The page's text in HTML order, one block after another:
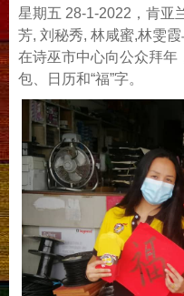
星期五 28-1-2022，肯亚
芳, 刘秘秀, 林咸蜜,林雯
在诗巫市中心向公众拜年
包、日历和“福”字。